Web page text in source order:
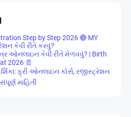
Step by Step 2026 🔴 MY
કેવી રીતે કરવું?
ઓનલાઇન કેવી રીતે મેળવવું? | Birth
2026 📄
ફ્રી ઓનલાઇન કોર્સ, રજીસ્ટ્રેશન
માહિતી